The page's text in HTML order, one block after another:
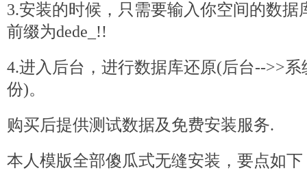
3.安装的时候，只需要输入你空间的数据
前缀为dede_!!
4.进入后台，进行数据库还原(后台-->>
份)。
购买后提供测试数据及免费安装服务.
本人模版全部傻瓜式无缝安装，要点如